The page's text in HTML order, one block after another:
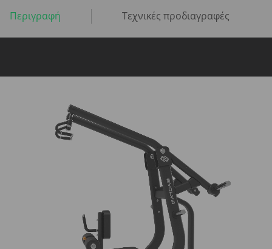
Περιγραφή Τεχνικές προδιαγραφές